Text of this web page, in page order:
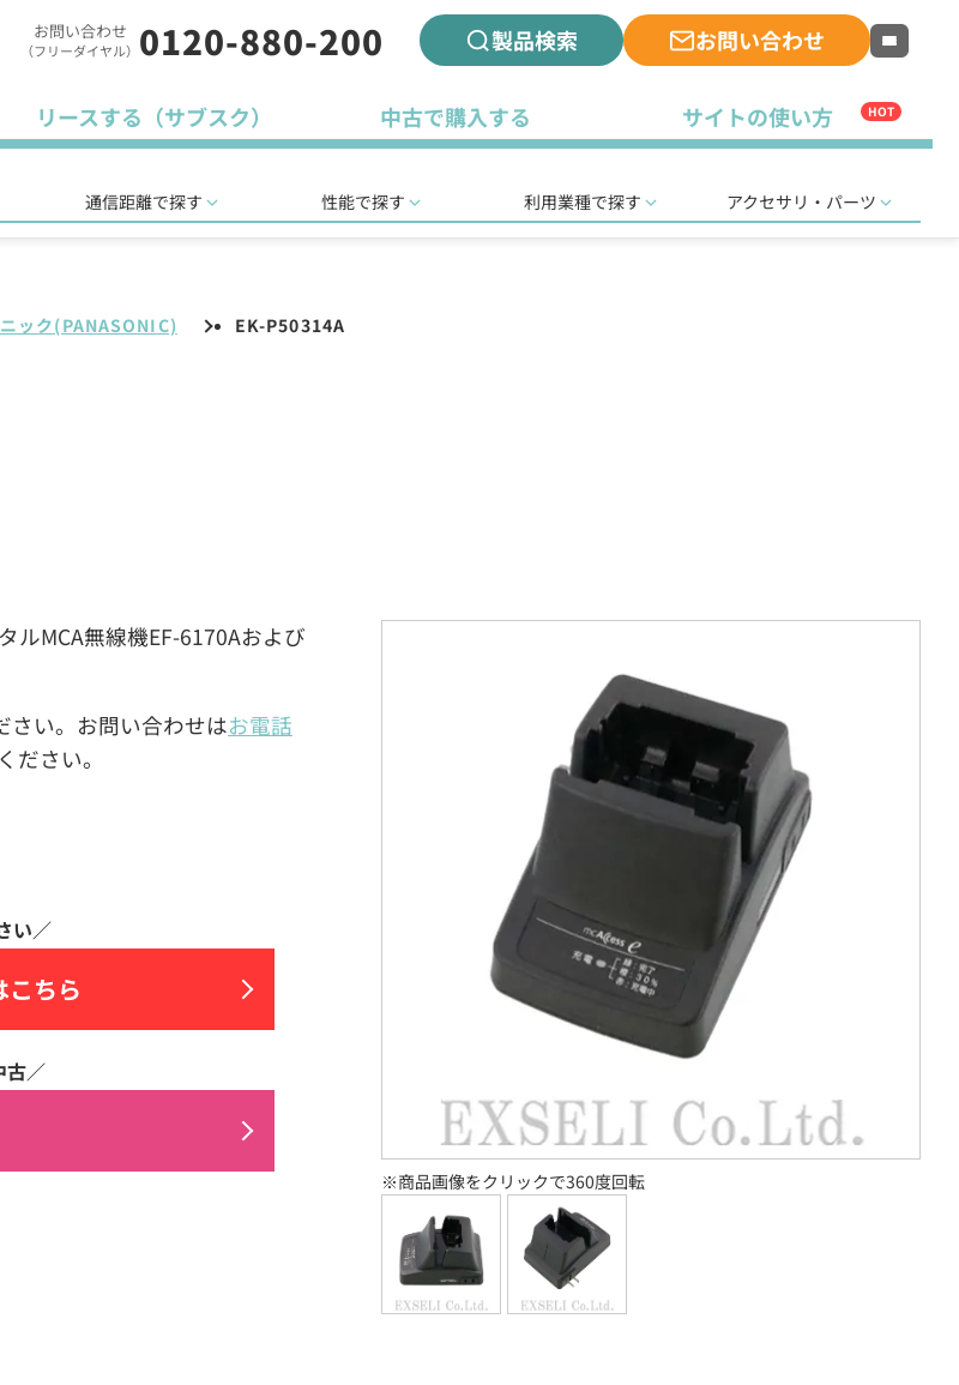
お問い合わせ
（フリーダイヤル） 0120-880-200 製品検索 お問い合わせ
リースする（サブスク） 中古で購入する サイトの使い方 HOT
通信距離で探す 性能で探す 利用業種で探す アクセサリ・パーツ
ック(PANASONIC) EK-P50314A
ルMCA無線機EF-6170Aおよび
さい。お問い合わせはお電話
ださい。
こちら
※商品画像をクリックで360度回転